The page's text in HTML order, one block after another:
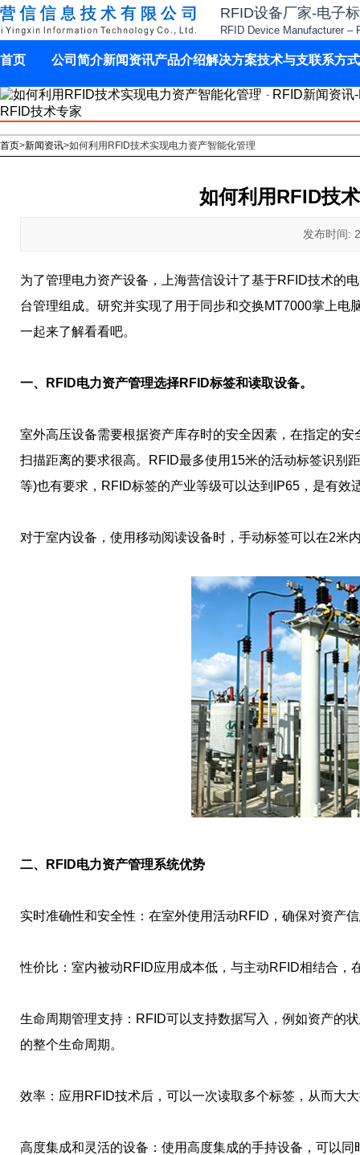
RFID设备厂家-电子
RFID Device Manufacturer –
首页 公司简介新闻资讯产品介绍解决方案技术与支
持
联系方式
首页>新闻资讯>如何利用RFID技术实现电力资产智能化管理
如何利用RFID技
发布时间:
为了管理电力资产设备，上海营信设计了基于RFID技术的
台管理组成。研究并实现了用于同步和交换MT7000掌上
一起来了解看看吧。
一、RFID电力资产管理选择RFID标签和读取设备。
室外高压设备需要根据资产库存时的安全因素，在指定的
扫描距离的要求很高。RFID最多使用15米的活动标签识别
等)也有要求，RFID标签的产业等级可以达到IP65，是有效
对于室内设备，使用移动阅读设备时，手动标签可以在2米
二、RFID电力资产管理系统优势
实时准确性和安全性：在室外使用活动RFID，确保对资产
性价比：室内被动RFID应用成本低，与主动RFID相结合
生命周期管理支持：RFID可以支持数据写入，例如资产的
的整个生命周期。
效率：应用RFID技术后，可以一次读取多个标签，从而大
高度集成和灵活的设备：使用高度集成的手持设备，可以